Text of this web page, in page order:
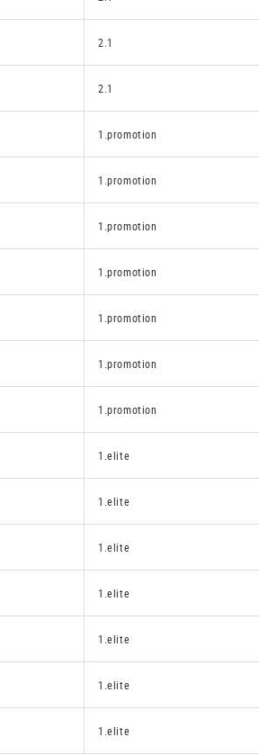
2.1
2.1
1.promotion
1.promotion
1.promotion
1.promotion
1.promotion
1.promotion
1.promotion
1.elite
1.elite
1.elite
1.elite
1.elite
1.elite
1.elite